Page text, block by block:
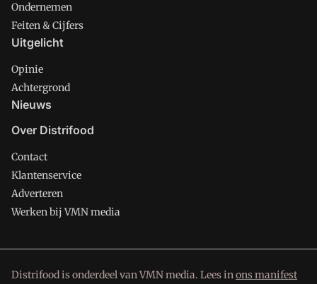
Ondernemen
Feiten & Cijfers
Uitgelicht
Opinie
Achtergrond
Nieuws
Over Distrifood
Contact
Klantenservice
Adverteren
Werken bij VMN media
Distrifood is onderdeel van VMN media. Lees inons manifest